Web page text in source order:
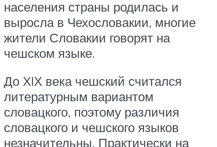
населения страны родилась и
выросла в Чехословакии, многие
жители Словакии говорят на
чешском языке.
До ХIХ века чешский считался
литературным вариантом
словацкого, поэтому различия
словацкого и чешского языков
незначительны. Практически на